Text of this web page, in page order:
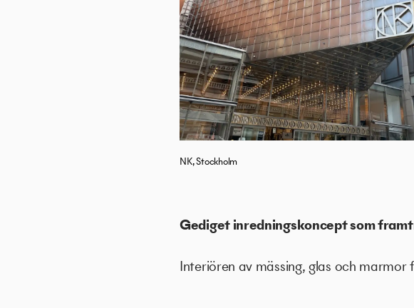
NK, Stockholm
Gediget inredningskoncept som
Interiören av mässing, glas och